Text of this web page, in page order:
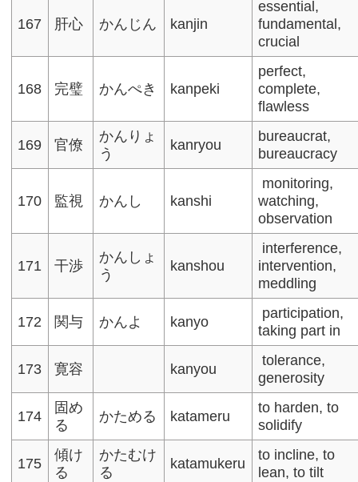
167 肝心 かんじん kanjin
essential,
fundamental,
crucial
168 完璧 かんぺき kanpeki
perfect,
complete,
flawless​
169 官僚
かんりょ
う
kanryou
bureaucrat,
bureaucracy​
170 監視 かんし kanshi
monitoring,
watching,
observation
171 干渉
かんしょ
う
kanshou
interference,
intervention,
meddling​
172 関与 かんよ kanyo
participation,
taking part in
173 寛容 kanyou
tolerance,
generosity
174
固め
る
かためる katameru
to harden, to
solidify
175
傾け
る
かたむけ
る
katamukeru
to incline, to
lean, to tilt